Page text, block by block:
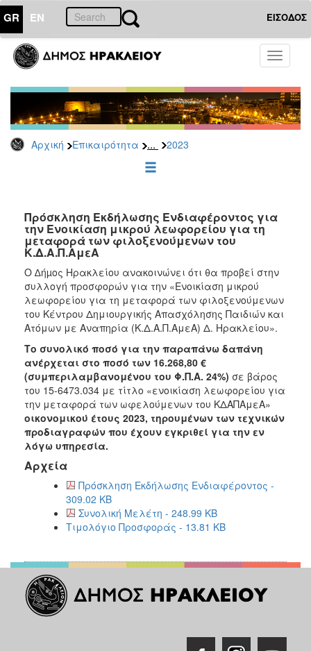
GR EN ΕΙΣΟΔΟΣ
Toggle
Αρχική Επικαιρότητα ... 2023
ΕΠΙΚΑΙΡΟΤΗΤΑ
-
Δημοπρασίες
Αρχείο
2026
2022
2021
2020
2019
2018
2017
2016
2015
2013
ΔΗΜΟΤΗΣ
Πρόσκληση Εκδήλωσης Ενδιαφέροντος για
την Ενοικίαση μικρού λεωφορείου για τη
μεταφορά των φιλοξενούμενων του
Κ.Δ.Α.Π.ΑμεΑ
Ο ∆ήµος Ηρακλείου ανακοινώνει ότι θα προβεί στην
συλλογή προσφορών για την «Ενοικίαση μικρού
λεωφορείου για τη μεταφορά των φιλοξενούμενων
του Κέντρου Δημιουργικής Απασχόλησης Παιδιών και
Ατόμων με Αναπηρία (Κ.Δ.Α.Π.ΑμεΑ) Δ. Ηρακλείου».
Το συνολικό ποσό για την παραπάνω δαπάνη
ανέρχεται στο ποσό των 16.268,80 €
(συμπεριλαμβανομένου του Φ.Π.Α. 24%) σε βάρος
του 15-6473.034 με τίτλο «ενοικίαση λεωφορείου για
την μεταφορά των ωφελούμενων του ΚΔΑΠΑμεΑ»
οικονομικού έτους 2023, τηρουμένων των τεχνικών
προδιαγραφών που έχουν εγκριθεί για την εν
λόγω υπηρεσία.
Αρχεία
Πρόσκληση Εκδήλωσης Ενδιαφέροντος -
309.02 KB
Συνολική Μελέτη - 248.99 KB
Τιμολόγιο Προσφοράς - 13.81 KB